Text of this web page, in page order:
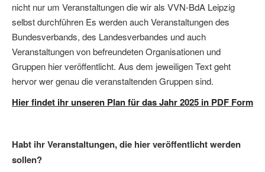
nicht nur um Veranstaltungen die wir als VVN-BdA Leipzig
selbst durchführen Es werden auch Veranstaltungen des
Bundesverbands, des Landesverbandes und auch
Veranstaltungen von befreundeten Organisationen und
Gruppen hier veröffentlicht. Aus dem jeweiligen Text geht
hervor wer genau die veranstaltenden Gruppen sind.
Hier findet ihr unseren Plan für das Jahr 2025 in PDF Form
Habt ihr Veranstaltungen, die hier veröffentlicht werden
sollen?